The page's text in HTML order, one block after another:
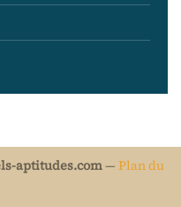
aptitudes.com— Plan du